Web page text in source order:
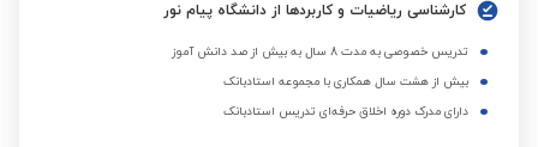
کارشناسی ریاضیات و کاربردها از دانشگاه پیام نور
تدریس خصوصی به مدت 8 سال به بیش از صد دانش آموز
بیش از هشت سال همکاری با مجموعه استادبانک
دارای مدرک دوره اخلاق حرفه‌ای تدریس استادبانک